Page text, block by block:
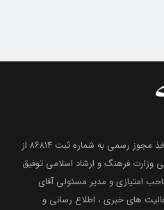
با اخذ مجوز رسمی به شماره ثبت ۸۶۸۱۴ از
وزارت فرهنگ و ارشاد اسلامی توفیق
مرداد ماه سال ۱۳۹۹ با صاحب امتیازی و مدیر مسئولی آقای
های خبری ، اطلاع رسانی و